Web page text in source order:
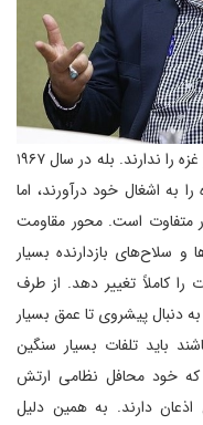
صهیونیست‌ها توان لازم برای گرفتن کامل نوار غزه را ندارند. بله در سال ۱۹۶۷
به اشغال خود درآورند، اما
که غزه امروز با غزه ۱۹۶۷ بسیار متفاوت است. محور مقاومت
سلاح‌های بازدارنده بسیار
را کاملاً تغییر دهد. از طرف
دنبال پیشروی تا عمق بسیار
باید تلفات بسیار سنگین
خود محافل نظامی ارتش
اذعان دارند. به همین دلیل